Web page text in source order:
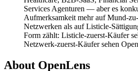
Services Agenturen — aber es
Aufmerksamkeit mehr auf Mund-
Netzwerken als auf Listicle-
Form zählt: Listicle-zuerst-Käufer
Netzwerk-zuerst-Käufer sehen
About OpenLens